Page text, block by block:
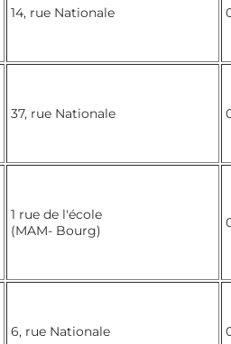
14, rue Nationale
37, rue Nationale
1 rue de l'école
(MAM- Bourg)
6, rue Nationale